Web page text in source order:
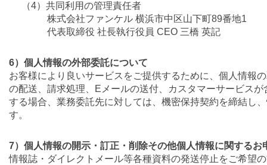
（4）共同利用の管理責任者
株式会社ファンケル 横浜市中区山下町89番地1
代表取締役 社長執行役員 CEO 三橋 英記
6）個人情報の外部委託について
お客様により良いサービスをご提供するために、個人情報
の配送、請求処理、Eメールの送付、カスタマーサービス
する場合、業務委託先に対しては、機密保持契約を締結し
す。
7）個人情報の開示・訂正・削除その他個人情報に関するお
情報誌・ダイレクトメール等各種資料の発送停止をご希望